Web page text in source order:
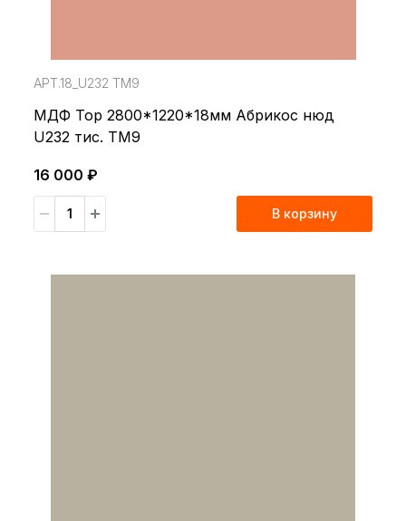
АРТ.18_U232 TM9
МДФ Top 2800*1220*18мм Абрикос нюд
U232 тис. TM9
16 000 ₽
В корзину